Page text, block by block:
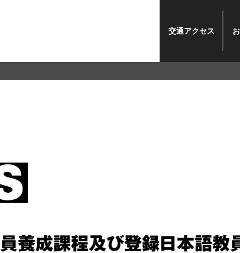
交通アクセス
養成課程及び登録日本語教